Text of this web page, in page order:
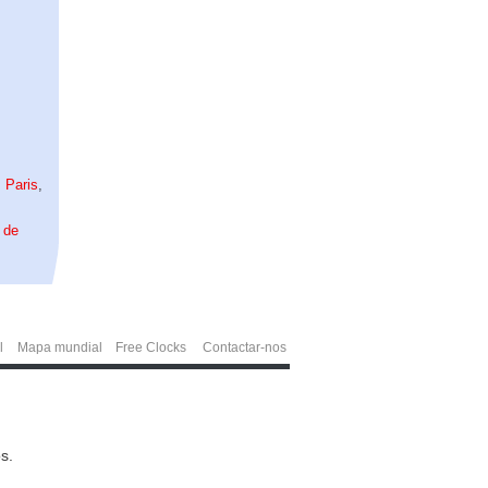
Paris,
de
Mapa mundial Free Clocks Contactar-nos